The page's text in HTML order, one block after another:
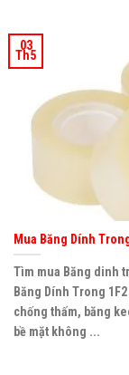
Mua Băng Dính
Tìm mua Băng dinh
Băng Dính Trong
chống thấm, băng
bề mặt không ...
03
Th5